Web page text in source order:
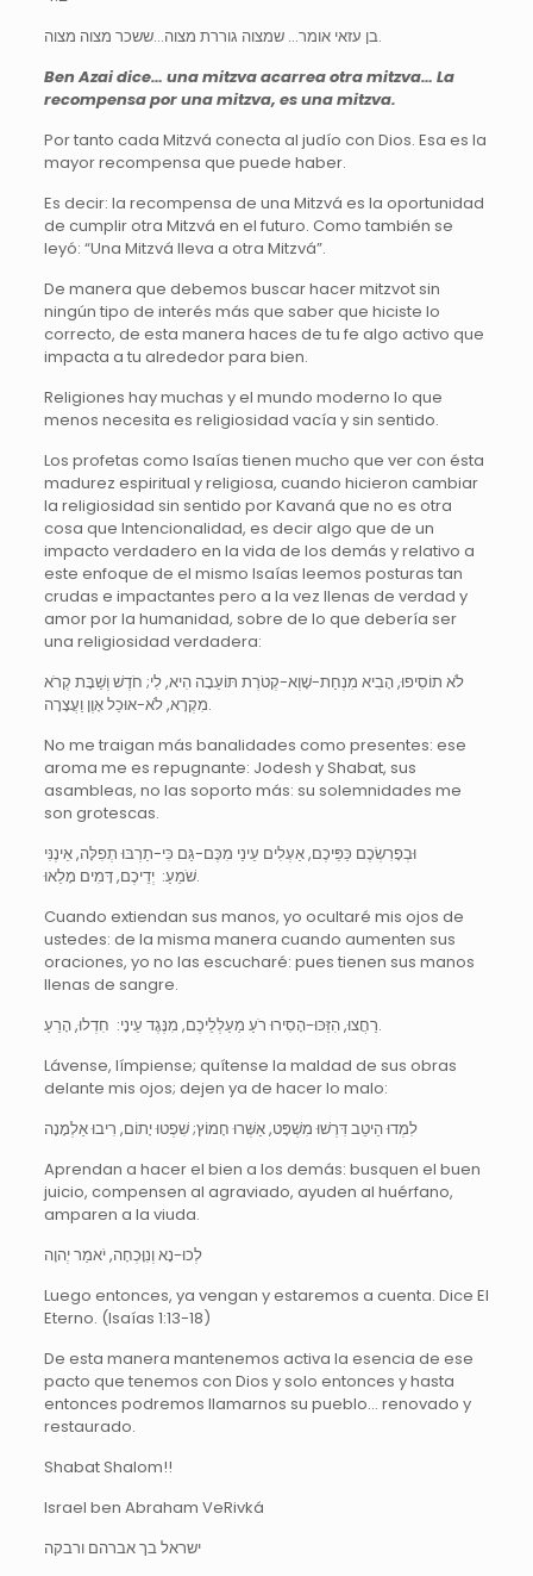
בן עזאי אומר… שמצוה גוררת מצוה…ששכר מצוה מצוה.
Ben Azai dice… una mitzva acarrea otra mitzva… La
recompensa por una mitzva, es una mitzva.
Por tanto cada Mitzvá conecta al judío con Dios. Esa es la
mayor recompensa que puede haber.
Es decir: la recompensa de una Mitzvá es la oportunidad
de cumplir otra Mitzvá en el futuro. Como también se
leyó: “Una Mitzvá lleva a otra Mitzvá”.
De manera que debemos buscar hacer mitzvot sin
ningún tipo de interés más que saber que hiciste lo
correcto, de esta manera haces de tu fe algo activo que
impacta a tu alrededor para bien.
Religiones hay muchas y el mundo moderno lo que
menos necesita es religiosidad vacía y sin sentido.
Los profetas como Isaías tienen mucho que ver con ésta
madurez espiritual y religiosa, cuando hicieron cambiar
la religiosidad sin sentido por Kavaná que no es otra
cosa que Intencionalidad, es decir algo que de un
impacto verdadero en la vida de los demás y relativo a
este enfoque de el mismo Isaías leemos posturas tan
crudas e impactantes pero a la vez llenas de verdad y
amor por la humanidad, sobre de lo que debería ser
una religiosidad verdadera:
לֹא תוֹסִיפוּ, הָבִיא מִנְחַת-שָׁוְא-קְטֹרֶת תּוֹעֵבָה הִיא, לִי; חֹדֶשׁ וְשַׁבָּת קְרֹא
מִקְרָא, לֹא-אוּכַל אָוֶן וַעֲצָרָה.
No me traigan más banalidades como presentes: ese
aroma me es repugnante: Jodesh y Shabat, sus
asambleas, no las soporto más: su solemnidades me
son grotescas.
וּבְפָרִשְׂכֶם כַּפֵּיכֶם, אַעְלִים עֵינַי מִכֶּם-גַּם כִּי-תַרְבּוּ תְפִלָּה, אֵינֶנִּי
שֹׁמֵעַ: יְדֵיכֶם, דָּמִים מָלֵאוּ.
Cuando extiendan sus manos, yo ocultaré mis ojos de
ustedes: de la misma manera cuando aumenten sus
oraciones, yo no las escucharé: pues tienen sus manos
llenas de sangre.
רַחֲצוּ, הִזַּכּוּ-הָסִירוּ רֹעַ מַעַלְלֵיכֶם, מִנֶּגֶד עֵינָי: חִדְלוּ, הָרֵעַ.
Lávense, límpiense; quítense la maldad de sus obras
delante mis ojos; dejen ya de hacer lo malo:
לִמְדוּ הֵיטֵב דִּרְשׁוּ מִשְׁפָּט, אַשְּׁרוּ חָמוֹץ; שִׁפְטוּ יָתוֹם, רִיבוּ אַלְמָנָה
Aprendan a hacer el bien a los demás: busquen el buen
juicio, compensen al agraviado, ayuden al huérfano,
amparen a la viuda.
לְכוּ-נָא וְנִוָּכְחָה, יֹאמַר יְהוָה
Luego entonces, ya vengan y estaremos a cuenta. Dice El
Eterno. (Isaías 1:13-18)
De esta manera mantenemos activa la esencia de ese
pacto que tenemos con Dios y solo entonces y hasta
entonces podremos llamarnos su pueblo… renovado y
restaurado.
Shabat Shalom!!
Israel ben Abraham VeRivká
ישראל בך אברהם ורבקה